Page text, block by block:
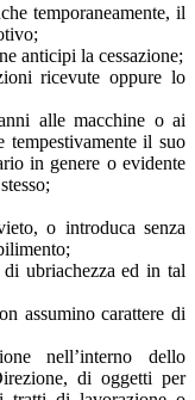
temporaneamente, il
anticipi la cessazione;
ricevute oppure lo
alle macchine o ai
tempestivamente il suo
in genere o evidente
o introduca senza
ubriachezza ed in tal
assumino carattere di
nell’interno dello
di oggetti per